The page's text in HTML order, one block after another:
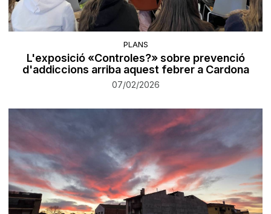
PLANS
L'exposició «Controles?» sobre prevenció
d'addiccions arriba aquest febrer a Cardona
07/02/2026